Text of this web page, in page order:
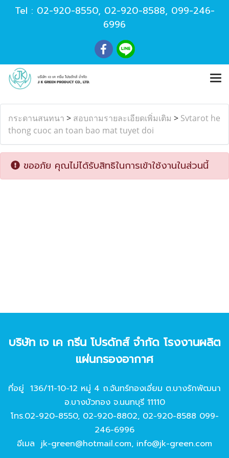
Tel : 02-920-8550, 02-920-8588, 099-246-
6996
กระดานสนทนา > สอบถามรายละเอียดเพิ่มเติม > Svtarot he
thong cuoc an toan bao mat tuyet doi
ขออภัย คุณไม่ได้รับสิทธิในการเข้าใช้งานในส่วนนี้
บริษัท เจ เค กรีน โปรดักส์ จํากัด โรงงานผลิต
แผ่นกรองอากาศ
ที่อยู่ 136/11-10-12 หมู่ 4 ถ.จันทร์ทองเอี่ยม ต.บางรักพัฒนา
อ.บางบัวทอง จ.นนทบุรี 11110
โทร.02-920-8550, 02-920-8802, 02-920-8588 099-
246-6996
อีเมล jk-green@hotmail.com, info@jk-green.com